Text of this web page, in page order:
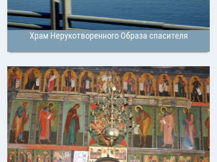
Храм Нерукотворенного Образа спасителя